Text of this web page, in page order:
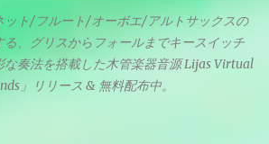
ット/フルート/オーボエ/アルトサックスの
る、グリスからフォールまでキースイッチ
な奏法を搭載した木管楽器音源 Lijas Virtual
」リリース & 無料配布中。